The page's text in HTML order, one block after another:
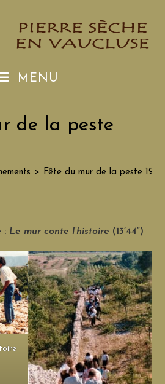
MENU
de la peste
> Fête du mur de la peste 1991
: Le mur conte l’histoire (13’44“)